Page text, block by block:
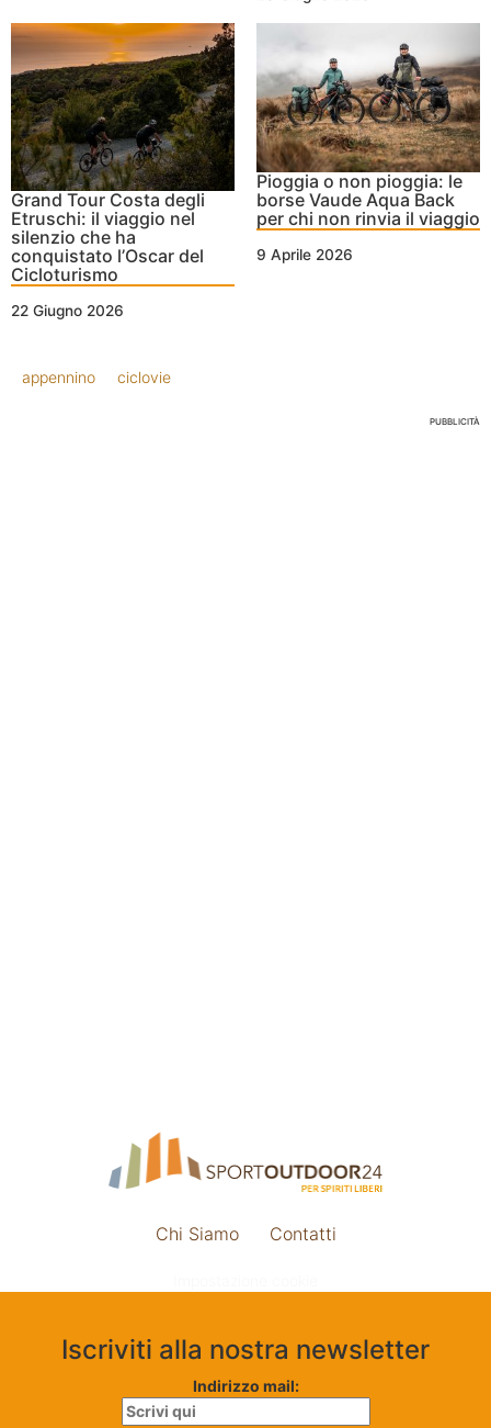
Grand Tour Costa degli
Etruschi: il viaggio nel
silenzio che ha
conquistato l’Oscar del
Cicloturismo
22 Giugno 2026
Pioggia o non pioggia: le
borse Vaude Aqua Back
per chi non rinvia il viaggio
9 Aprile 2026
appennino ciclovie
PUBBLICITÀ
Chi Siamo Contatti
Iscriviti alla nostra newsletter
Indirizzo mail: